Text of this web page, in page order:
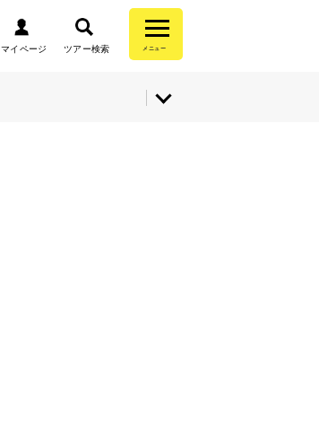
マイページ ツアー検索 メニュー